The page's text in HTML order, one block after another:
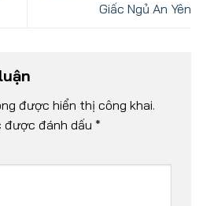
Giấc Ngủ An Yên
được hiển thị công khai.
đánh dấu *